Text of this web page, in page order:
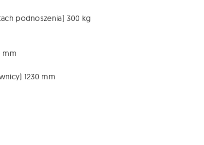
podnoszenia) 300 kg
mm
1230 mm